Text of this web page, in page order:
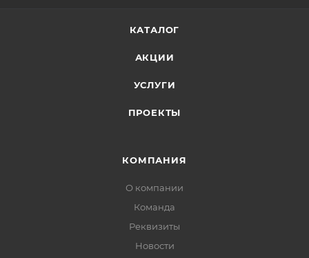
КАТАЛОГ
АКЦИИ
УСЛУГИ
ПРОЕКТЫ
КОМПАНИЯ
О компании
Команда
Реквизиты
Новости